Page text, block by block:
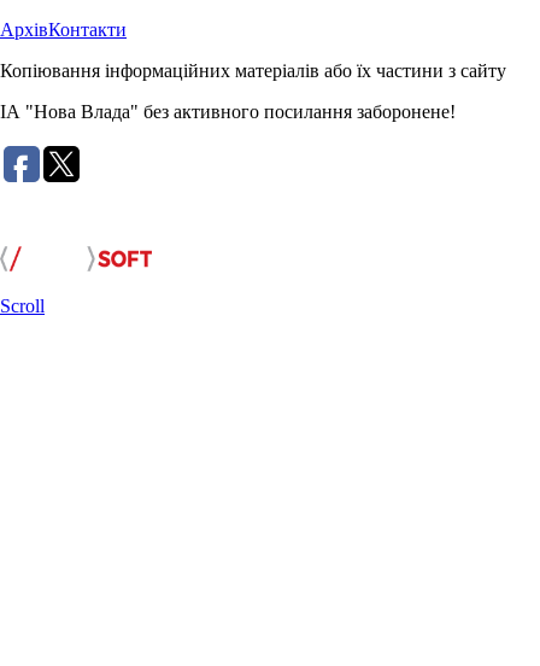
АрхівКонтакти
Копіювання інформаційних матеріалів або їх частини з сайту
ІА "Нова Влада" без активного посилання заборонене!
Scroll